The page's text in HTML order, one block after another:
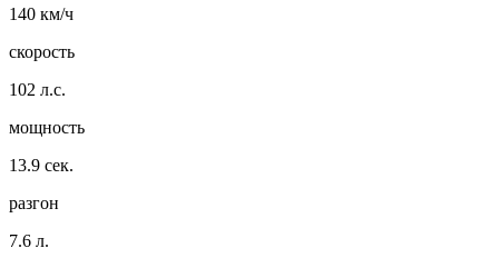
140 км/ч
скорость
102 л.с.
мощность
13.9 сек.
разгон
7.6 л.